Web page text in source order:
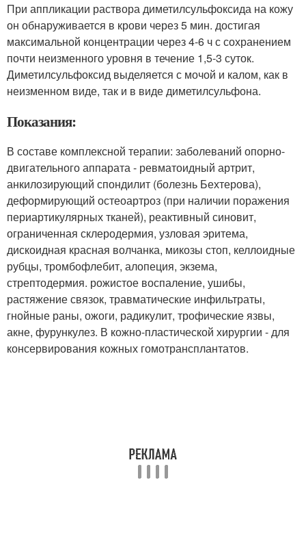
При аппликации раствора диметилсульфоксида на кожу
он обнаруживается в крови через 5 мин. достигая
максимальной концентрации через 4-6 ч с сохранением
почти неизменного уровня в течение 1,5-3 суток.
Диметилсульфоксид выделяется с мочой и калом, как в
неизменном виде, так и в виде диметилсульфона.
Показания:
В составе комплексной терапии: заболеваний опорно-
двигательного аппарата - ревмато­идный артрит,
анкилозирующий спондилит (болезнь Бехтерова),
деформирующий остео­артроз (при наличии поражения
периартикулярных тканей), реактивный синовит,
ограниченная склеродермия, узловая эритема,
дискоидная красная волчанка, микозы стоп, келлоидные
рубцы, тромбофлебит, алопеция, экзема,
стрептодермия. рожистое воспаление, ушибы,
растяжение связок, травматические инфильтраты,
гнойные раны, ожоги, радикулит, трофические язвы,
акне, фурункулез. В кожно-пластической хирургии - для
консервирования кожных гомотрансплантатов.